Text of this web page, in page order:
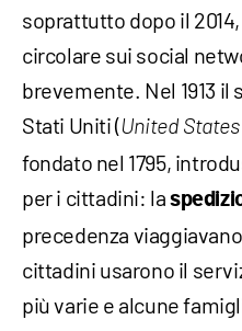
soprattutto dopo il
circolare sui social
brevemente. Nel 1913
Stati Uniti (United
fondato nel 1795,
per i cittadini: la
precedenza
cittadini usarono il
più varie e alcune